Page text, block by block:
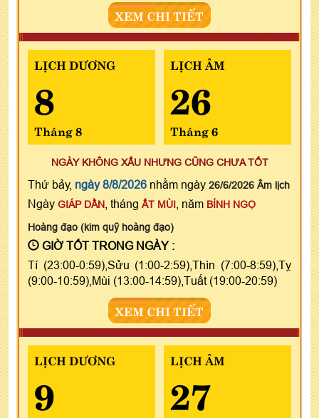
XEM CHI TIẾT
LỊCH DƯƠNG
8
Tháng 8
LỊCH ÂM
26
Tháng 6
NGÀY KHÔNG XẤU NHƯNG CŨNG CHƯA TỐT
Thứ bảy, ngày 8/8/2026 nhằm ngày 26/6/2026 Âm lịch
Ngày GIÁP DẦN , tháng ẤT MÙI , năm BÍNH NGỌ
Hoàng đạo (kim quỹ hoàng đạo)
GIỜ TỐT TRONG NGÀY :
Tí (23:00-0:59),Sửu (1:00-2:59),Thìn (7:00-8:59),Tỵ
(9:00-10:59),Mùi (13:00-14:59),Tuất (19:00-20:59)
XEM CHI TIẾT
LỊCH DƯƠNG
9
LỊCH ÂM
27